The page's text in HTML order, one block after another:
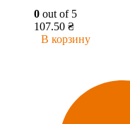
0 out of 5
107.50 ₴
В корзину